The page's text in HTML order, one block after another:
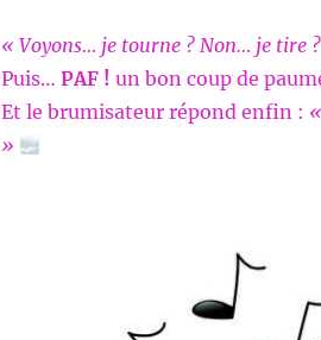
« Voyons… je tourne ? Non… je tire
Puis… PAF ! un bon coup de
Et le brumisateur répond enfin :
»